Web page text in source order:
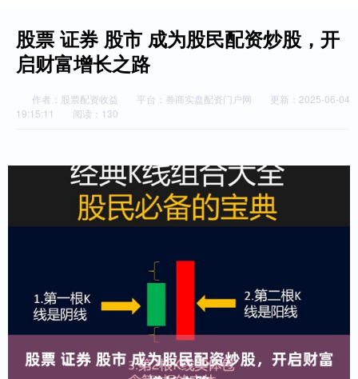
股票 证券 股市 成为股民配资炒股，开
启财富增长之路
作者：股票配资收益 平台：券商实盘配资门户网
更新：2025-06-04
19:15:11
阅读：130